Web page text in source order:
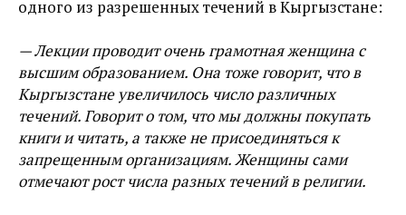
одного из разрешенных течений в Кыргызстане:
— Лекции проводит очень грамотная женщина с
высшим образованием. Она тоже говорит, что в
Кыргызстане увеличилось число различных
течений. Говорит о том, что мы должны покупать
книги и читать, а также не присоединяться к
запрещенным организациям. Женщины сами
отмечают рост числа разных течений в религии.